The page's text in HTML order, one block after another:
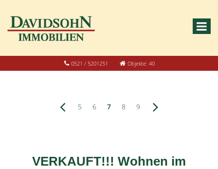
0521 / 5201251 Objekte: 40
5 6 7 8 9
VERKAUFT!!! Wohnen im